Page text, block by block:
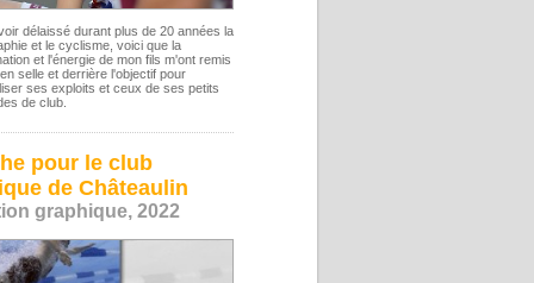
délaissé durant plus de 20 années la
et le cyclisme, voici que la
et l'énergie de mon fils m'ont remis
selle et derrière l'objectif pour
ses exploits et ceux de ses petits
de club.
pour le club
de Châteaulin
graphique, 2022